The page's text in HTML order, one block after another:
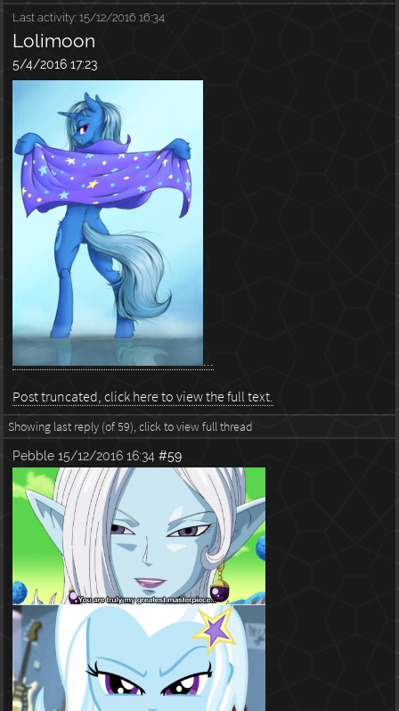
Last activity:15/12/2016 16:34
Lolimoon
5/4/2016 17:23
...
Post truncated, click here to view the full text.
Showing last reply (of 59), click to view full thread
Pebble 15/12/2016 16:34 #59